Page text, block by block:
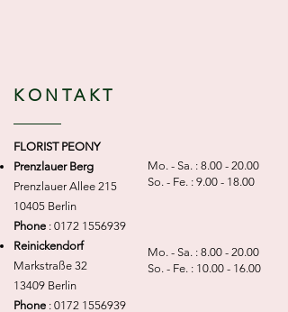
KONTAKT
FLORIST PEONY
Prenzlauer Berg
Prenzlauer Allee 215
10405 Berlin
Phone : 0172 1556939
Reinickendorf
Markstraße 32
13409 Berlin
Phone : 0172 1556939
Mo. - Sa. : 8.00 - 20.00
So. - Fe. : 9.00 - 18.00
Mo. - Sa. : 8.00 - 20.00
So. - Fe. : 10.00 - 16.00